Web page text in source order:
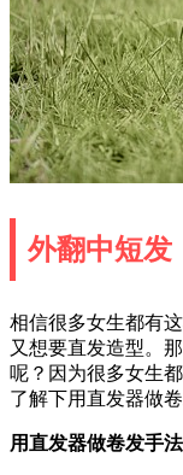
外翻中短发
相信很多女生都有
又想要直发造型。
呢？因为很多女生
了解下用直发器做
用直发器做卷发手法